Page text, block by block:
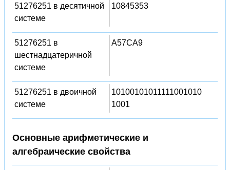
51276251 в десятичной
системе
10845353
51276251 в
шестнадцатеричной
системе
A57CA9
51276251 в двоичной
системе
10100101011111001010
1001
Основные арифметические и
алгебраические свойства